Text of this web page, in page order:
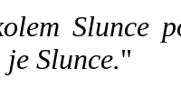
Slunce
Slunce."